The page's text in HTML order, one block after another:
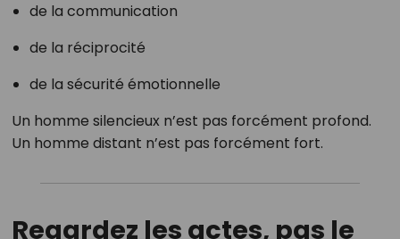
de la communication
de la réciprocité
de la sécurité émotionnelle
Un homme silencieux n’est pas forcément profond.
Un homme distant n’est pas forcément fort.
Regardez les actes, pas le